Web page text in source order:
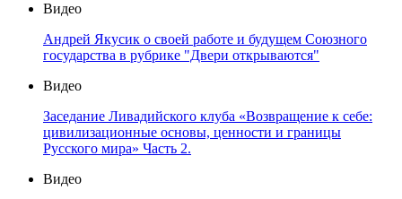
Видео
Андрей Якусик о своей работе и будущем Союзного
государства в рубрике "Двери открываются"
Видео
Заседание Ливадийского клуба «Возвращение к себе:
цивилизационные основы, ценности и границы
Русского мира» Часть 2.
Видео